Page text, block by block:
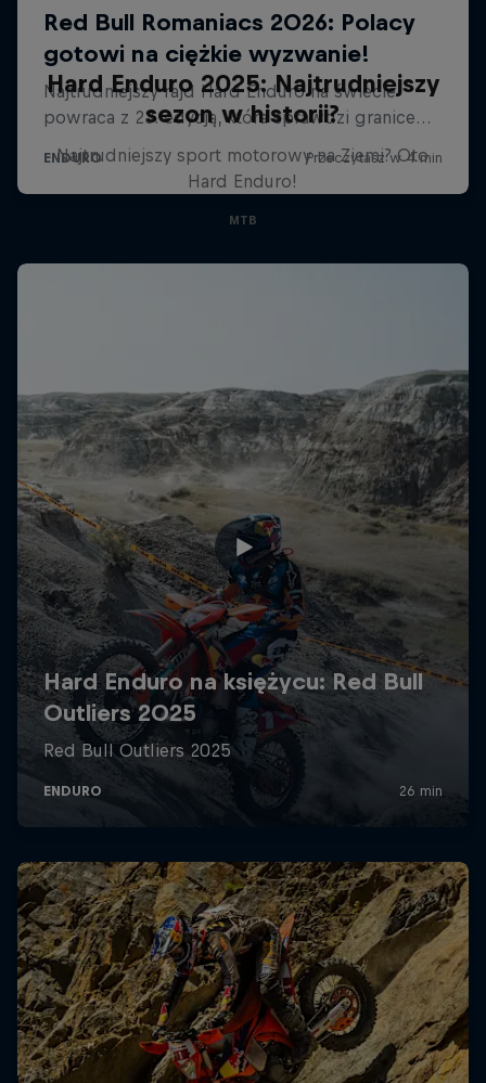
Hard Enduro 2025: Najtrudniejszy
sezon w historii?
Najtrudniejszy sport motorowy na Ziemi? Oto
Hard Enduro!
MTB